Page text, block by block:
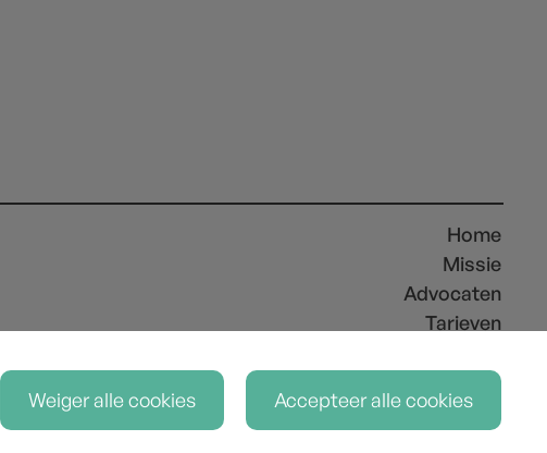
Home
Missie
Advocaten
Tarieven
Contact
Weiger alle cookies Accepteer alle cookies